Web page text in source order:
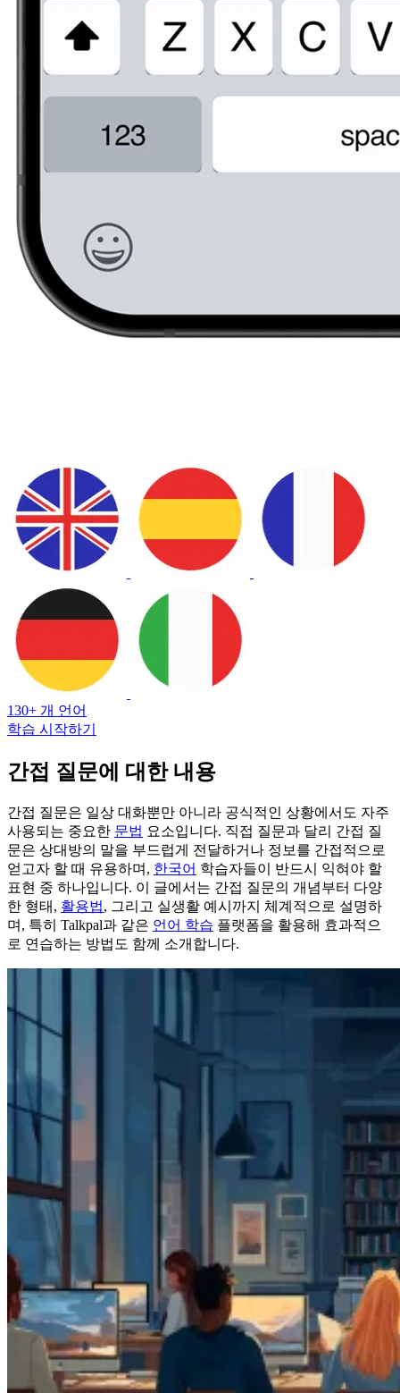
130+ 개 언어
학습 시작하기
간접 질문에 대한 내용
간접 질문은 일상 대화뿐만 아니라 공식적인 상황에서도 자주
사용되는 중요한 문법 요소입니다. 직접 질문과 달리 간접 질
문은 상대방의 말을 부드럽게 전달하거나 정보를 간접적으로
얻고자 할 때 유용하며, 한국어 학습자들이 반드시 익혀야 할
표현 중 하나입니다. 이 글에서는 간접 질문의 개념부터 다양
한 형태, 활용법, 그리고 실생활 예시까지 체계적으로 설명하
며, 특히 Talkpal과 같은 언어 학습 플랫폼을 활용해 효과적으
로 연습하는 방법도 함께 소개합니다.